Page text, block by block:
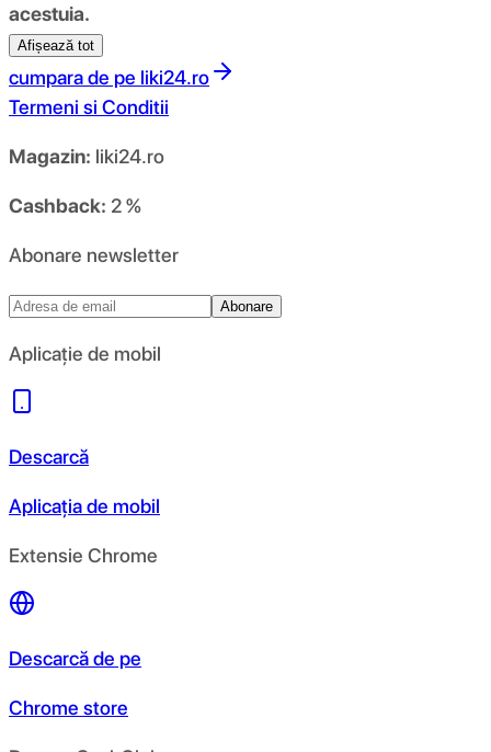
acestuia.
Afișează tot
cumpara de pe liki24.ro
Termeni si Conditii
Magazin: liki24.ro
Cashback: 2 %
Abonare newsletter
Abonare
Aplicație de mobil
Descarcă
Aplicația de mobil
Extensie Chrome
Descarcă de pe
Chrome store